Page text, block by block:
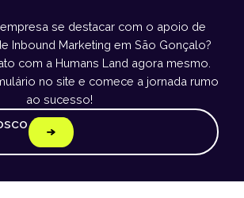
se destacar com o apoio de
Inbound Marketing em São Gonçalo?
com a Humans Land agora mesmo.
no site e comece a jornada rumo
ao sucesso!